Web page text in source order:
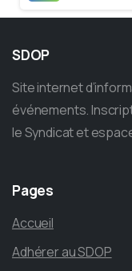
SDOP
Site internet
événements.
le Syndicat et
Pages
Accueil
Adhérer au SDOP